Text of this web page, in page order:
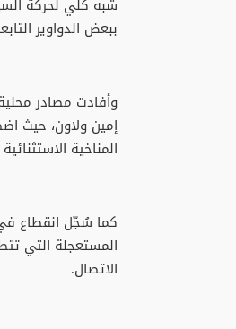
شبه كلي لحركة
ببعض الدواوير
وأفادت مصادر
إمين ولاون، حيث
المناخية
كما سُجّل انقطاع في
المستعجلة التي
الاتصال.